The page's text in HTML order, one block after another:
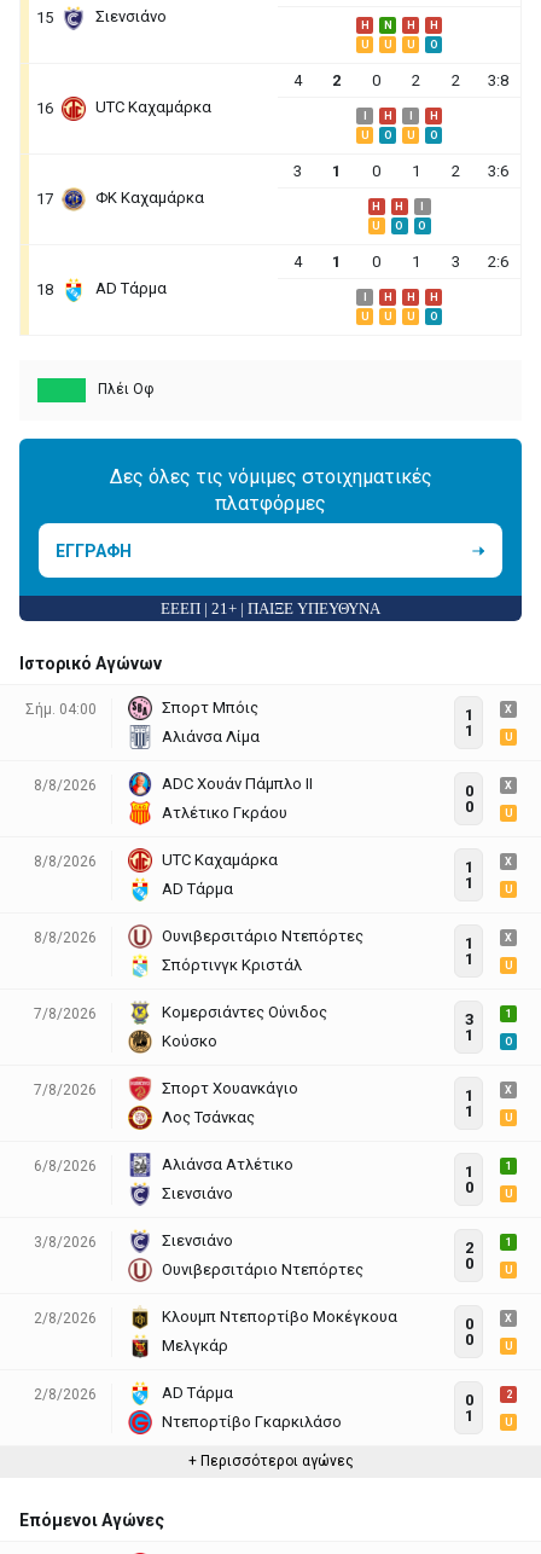
15 Σιενσιάνο H N H
H
U
U U O
16 UΤC Καχαμάρκα
4 2 0 2 2 3:8
H
H
U
O U O
17 ΦΚ Καχαμάρκα
3 1 0 1 2 3:6
H H
U
O O
18 AD Τάρμα
4 1 0 1 3 2:6
H H
H
U
U U O
Πλέι Οφ
Δες όλες τις νόμιμες στοιχηματικές
πλατφόρμες
ΕΓΓΡΑΦΗ
ΕΕΕΠ | 21+ | ΠΑΙΞΕ ΥΠΕΥΘΥΝΑ
Ιστορικό Αγώνων
Σήμ. 04:00
Σπορτ Μπόις
Αλιάνσα Λίμα
1
1
X
U
8/8/2026
ADC Χουάν Πάμπλο ΙΙ
Ατλέτικο Γκράου
0
0
X
U
8/8/2026
UΤC Καχαμάρκα
AD Τάρμα
1
1
X
U
8/8/2026
Ουνιβερσιτάριο Ντεπόρτες
Σπόρτινγκ Κριστάλ
1
1
X
U
7/8/2026
Κομερσιάντες Ούνιδος
Κούσκο
3
1
1
O
7/8/2026
Σπορτ Χουανκάγιο
Λος Τσάνκας
1
1
X
U
6/8/2026
Αλιάνσα Ατλέτικο
Σιενσιάνο
1
0
1
U
3/8/2026
Σιενσιάνο
Ουνιβερσιτάριο Ντεπόρτες
2
0
1
U
2/8/2026
Κλουμπ Ντεπορτίβο Μοκέγκουα
Μελγκάρ
0
0
X
U
2/8/2026
AD Τάρμα
Ντεπορτίβο Γκαρκιλάσο
0
1
2
U
+ Περισσότεροι αγώνες
Επόμενοι Αγώνες